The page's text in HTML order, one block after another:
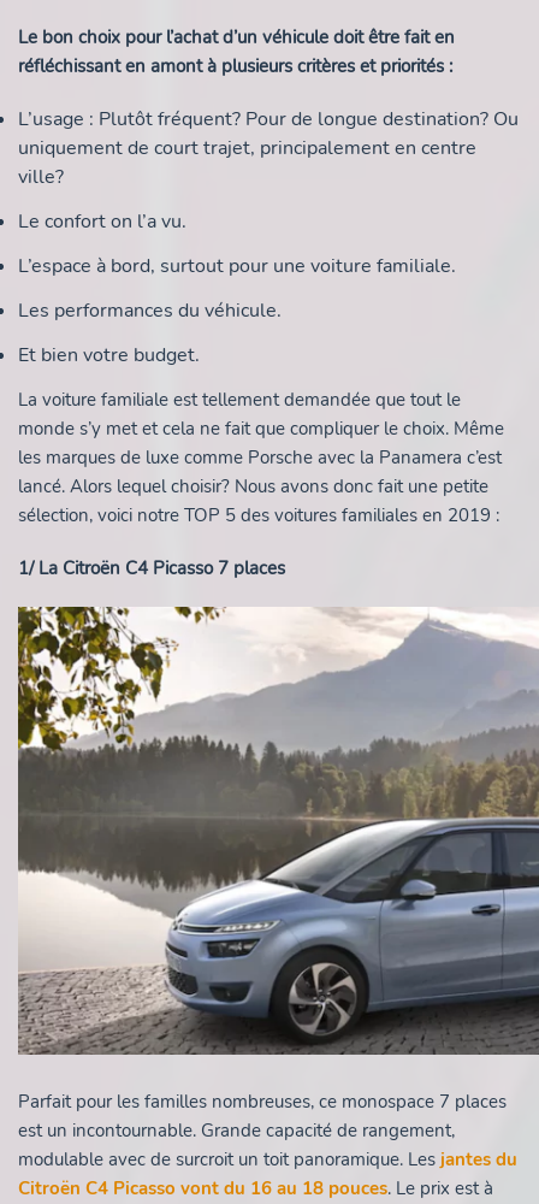
Le bon choix pour l’achat d’un véhicule doit être fait en
réfléchissant en amont à plusieurs critères et priorités :
L’usage : Plutôt fréquent? Pour de longue destination? Ou
uniquement de court trajet, principalement en centre
ville?
Le confort on l’a vu.
L’espace à bord, surtout pour une voiture familiale.
Les performances du véhicule.
Et bien votre budget.
La voiture familiale est tellement demandée que tout le
monde s’y met et cela ne fait que compliquer le choix. Même
les marques de luxe comme Porsche avec la Panamera c’est
lancé. Alors lequel choisir? Nous avons donc fait une petite
sélection, voici notre TOP 5 des voitures familiales en 2019 :
1/ La Citroën C4 Picasso 7 places
Parfait pour les familles nombreuses, ce monospace 7 places
est un incontournable. Grande capacité de rangement,
modulable avec de surcroit un toit panoramique. Les jantes du
Citroën C4 Picasso vont du 16 au 18 pouces. Le prix est à